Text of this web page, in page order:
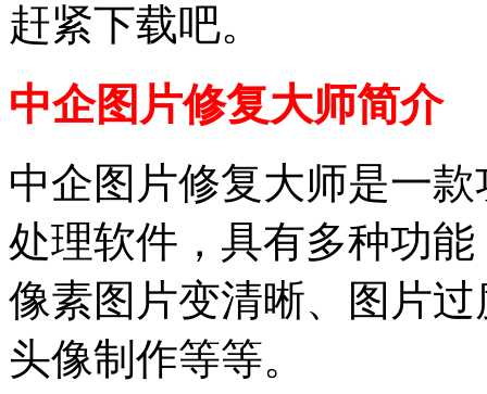
赶紧下载吧。
中企图片修复大师简介
中企图片修复大师是一
处理软件，具有多种功
像素图片变清晰、图片
头像制作等等。